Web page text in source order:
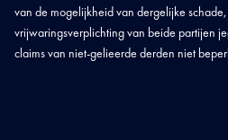
van de mogelijkheid van dergelijke
vrijwaringsverplichting van beide partijen
claims van niet-gelieerde derden niet